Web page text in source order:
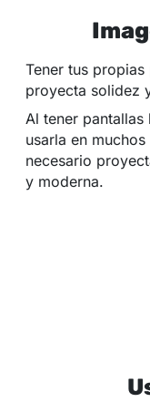
Tener tus
proyecta solidez
Al tener
usarla en
necesario
y moderna.